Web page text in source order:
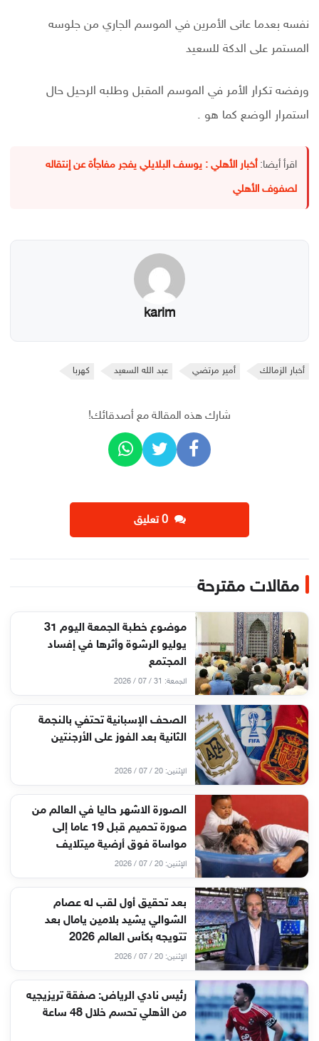
نفسه بعدما عانى الأمرين في الموسم الجاري من جلوسه
المستمر على الدكة للسعيد
ورفضه تكرار الأمر في الموسم المقبل وطلبه الرحيل حال
استمرار الوضع كما هو .
اقرأ أيضا: أخبار الأهلي : يوسف البلايلي يفجر مفاجأة عن إنتقاله
لصفوف الأهلي
karim
أخبار الزمالك أمير مرتضي عبد الله السعيد كهربا
شارك هذه المقالة مع أصدقائك!
‫0 تعليق
مقالات مقترحة
موضوع خطبة الجمعة اليوم 31
يوليو الرشوة وأثرها في إفساد
المجتمع
الجمعة: 31 / 07 / 2026
الصحف الإسبانية تحتفي بالنجمة
الثانية بعد الفوز على الأرجنتين
الإثنين: 20 / 07 / 2026
الصورة الاشهر حاليا في العالم من
صورة تحميم قبل 19 عاما إلى
مواساة فوق أرضية ميتلايف
الإثنين: 20 / 07 / 2026
بعد تحقيق أول لقب له عصام
الشوالي يشيد بلامين يامال بعد
تتويجه بكأس العالم 2026
الإثنين: 20 / 07 / 2026
رئيس نادي الرياض: صفقة تريزيجيه
من الأهلي تحسم خلال 48 ساعة